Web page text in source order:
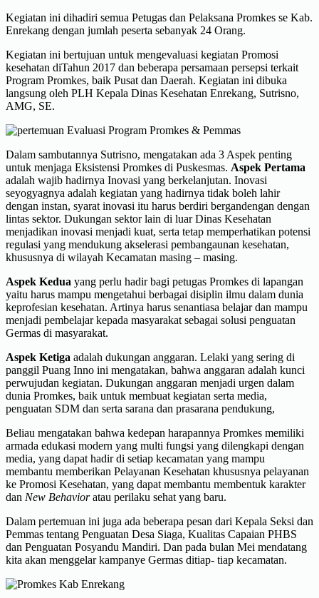
Kegiatan ini dihadiri semua Petugas dan Pelaksana Promkes se Kab.
Enrekang dengan jumlah peserta sebanyak 24 Orang.
Kegiatan ini bertujuan untuk mengevaluasi kegiatan Promosi
kesehatan diTahun 2017 dan beberapa persamaan persepsi terkait
Program Promkes, baik Pusat dan Daerah. Kegiatan ini dibuka
langsung oleh PLH Kepala Dinas Kesehatan Enrekang, Sutrisno,
AMG, SE.
Dalam sambutannya Sutrisno, mengatakan ada 3 Aspek penting
untuk menjaga Eksistensi Promkes di Puskesmas. Aspek Pertama
adalah wajib hadirnya Inovasi yang berkelanjutan. Inovasi
seyogyagnya adalah kegiatan yang hadirnya tidak boleh lahir
dengan instan, syarat inovasi itu harus berdiri bergandengan dengan
lintas sektor. Dukungan sektor lain di luar Dinas Kesehatan
menjadikan inovasi menjadi kuat, serta tetap memperhatikan potensi
regulasi yang mendukung akselerasi pembangaunan kesehatan,
khususnya di wilayah Kecamatan masing – masing.
Aspek Kedua yang perlu hadir bagi petugas Promkes di lapangan
yaitu harus mampu mengetahui berbagai disiplin ilmu dalam dunia
keprofesian kesehatan. Artinya harus senantiasa belajar dan mampu
menjadi pembelajar kepada masyarakat sebagai solusi penguatan
Germas di masyarakat.
Aspek Ketiga adalah dukungan anggaran. Lelaki yang sering di
panggil Puang Inno ini mengatakan, bahwa anggaran adalah kunci
perwujudan kegiatan. Dukungan anggaran menjadi urgen dalam
dunia Promkes, baik untuk membuat kegiatan serta media,
penguatan SDM dan serta sarana dan prasarana pendukung,
Beliau mengatakan bahwa kedepan harapannya Promkes memiliki
armada edukasi modern yang multi fungsi yang dilengkapi dengan
media, yang dapat hadir di setiap kecamatan yang mampu
membantu memberikan Pelayanan Kesehatan khususnya pelayanan
ke Promosi Kesehatan, yang dapat membantu membentuk karakter
dan New Behavioratau perilaku sehat yang baru.
Dalam pertemuan ini juga ada beberapa pesan dari Kepala Seksi dan
Pemmas tentang Penguatan Desa Siaga, Kualitas Capaian PHBS
dan Penguatan Posyandu Mandiri. Dan pada bulan Mei mendatang
kita akan menggelar kampanye Germas ditiap- tiap kecamatan.